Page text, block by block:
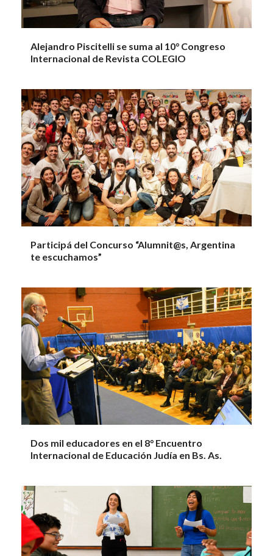
Alejandro Piscitelli se suma al 10° Congreso
Internacional de Revista COLEGIO
Participá del Concurso “Alumnit@s, Argentina
te escuchamos”
Dos mil educadores en el 8° Encuentro
Internacional de Educación Judía en Bs. As.